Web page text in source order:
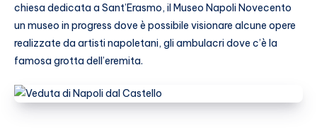
chiesa dedicata a Sant’Erasmo, il Museo Napoli Novecento
un museo in progress dove è possibile visionare alcune opere
realizzate da artisti napoletani, gli ambulacri dove c’è la
famosa grotta dell’eremita.